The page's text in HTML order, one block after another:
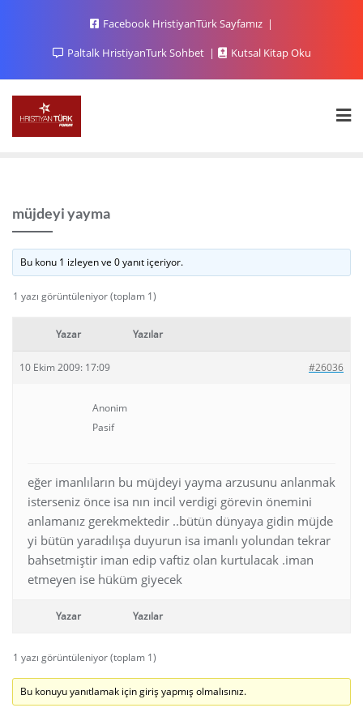
Facebook HristiyanTürk Sayfamız
Paltalk HristiyanTurk Sohbet
Kutsal Kitap Oku
müjdeyi yayma
Bu konu 1 izleyen ve 0 yanıt içeriyor.
1 yazı görüntüleniyor (toplam 1)
Yazar Yazılar
10 Ekim 2009: 17:09 #26036
Anonim
Pasif
eğer imanlıların bu müjdeyi yayma arzusunu anlanmak
isterseniz önce isa nın incil verdigi görevin önemini
anlamanız gerekmektedir ..bütün dünyaya gidin müjde
yi bütün yaradılışa duyurun isa imanlı yolundan tekrar
bahsetmiştir iman edip vaftiz olan kurtulacak .iman
etmeyen ise hüküm giyecek
Yazar Yazılar
1 yazı görüntüleniyor (toplam 1)
Bu konuyu yanıtlamak için giriş yapmış olmalısınız.